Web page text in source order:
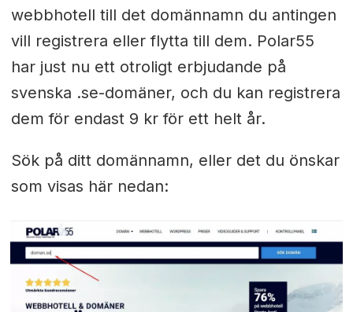
webbhotell till det domännamn du antingen
vill registrera eller flytta till dem. Polar55
har just nu ett otroligt erbjudande på
svenska .se-domäner, och du kan registrera
dem för endast 9 kr för ett helt år.
Sök på ditt domännamn, eller det du önskar
som visas här nedan: